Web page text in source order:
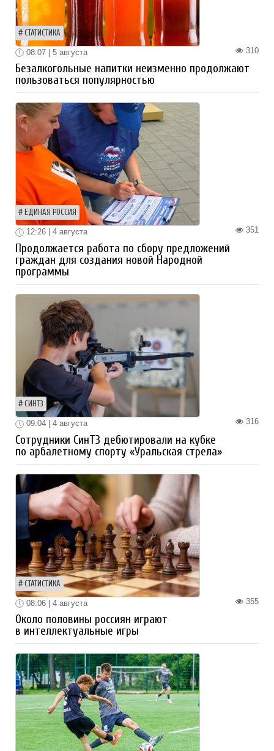
СТАТИСТИКА
310
08:07 | 5 августа
Безалкогольные напитки неизменно продолжают
пользоваться популярностью
ЕДИНАЯ РОССИЯ
351
12:26 | 4 августа
Продолжается работа по сбору предложений
граждан для создания новой Народной
программы
СИНТЗ
316
09:04 | 4 августа
Сотрудники СинТЗ дебютировали на кубке
по арбалетному спорту «Уральская стрела»
СТАТИСТИКА
355
08:06 | 4 августа
Около половины россиян играют
в интеллектуальные игры